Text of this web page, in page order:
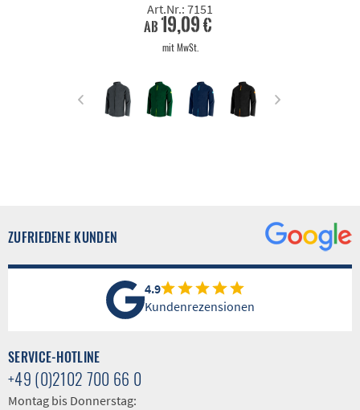
Art.Nr.: 7151
ab 19,09 €
mit MwSt.
ZUFRIEDENE KUNDEN
4.9
Kundenrezensionen
SERVICE-HOTLINE
+49 (0)2102 700 66 0
Montag bis Donnerstag: